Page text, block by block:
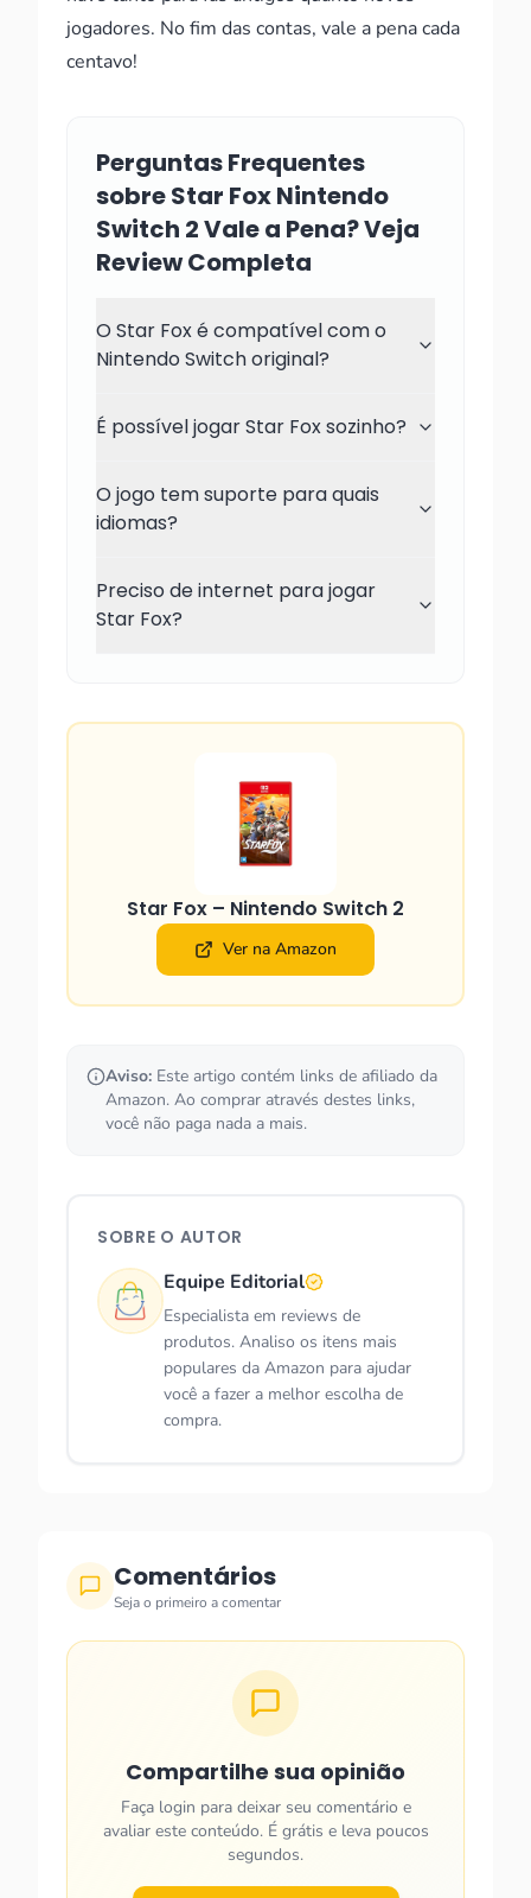
jogadores. No fim das contas, vale a pena cada
centavo!
Perguntas Frequentes
sobre Star Fox Nintendo
Switch 2 Vale a Pena? Veja
Review Completa
O Star Fox é compatível com o
Nintendo Switch original?
É possível jogar Star Fox sozinho?
O jogo tem suporte para quais
idiomas?
Preciso de internet para jogar
Star Fox?
Star Fox – Nintendo Switch 2
Ver na Amazon
Aviso: Este artigo contém links de afiliado da
Amazon. Ao comprar através destes links,
você não paga nada a mais.
SOBRE O AUTOR
Equipe Editorial
Especialista em reviews de
produtos. Analiso os itens mais
populares da Amazon para ajudar
você a fazer a melhor escolha de
compra.
Comentários
Seja o primeiro a comentar
Compartilhe sua opinião
Faça login para deixar seu comentário e
avaliar este conteúdo. É grátis e leva poucos
segundos.